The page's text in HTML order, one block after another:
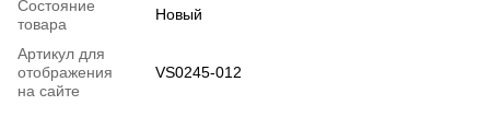
Состояние
товара
Новый
Артикул для
отображения
на сайте
VS0245-012